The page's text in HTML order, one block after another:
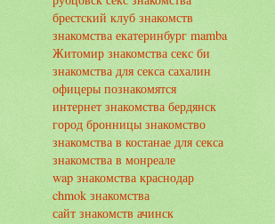
брестский клуб знакомств
знакомства екатеринбург mamba
Житомир знакомства секс би
знакомства для секса сахалин
офицеры познакомятся
интернет знакомства бердянск
город бронницы знакомство
знакомства в костанае для секса
знакомства в монреале
wap знакомства краснодар
chmok знакомства
сайт знакомств ачинск